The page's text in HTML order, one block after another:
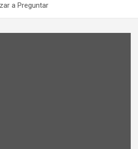
a Preguntar